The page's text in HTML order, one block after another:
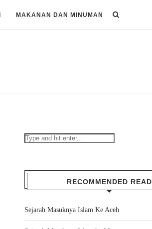
MAKANAN DAN MINUMAN
RECOMMENDED READ
Sejarah Masuknya Islam Ke Aceh